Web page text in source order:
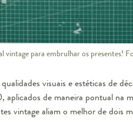
vintage para embrulhar os presentes!
visuais e estéticas de
de maneira pontual na
vintage aliam o melhor de dois